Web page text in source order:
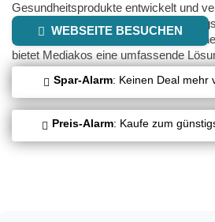
Gesundheitsprodukte entwickelt und
Portfolio, das frei verkäufliche
Medizinprodukte, Kosmetik- und
bietet Mediakos eine umfassende
WEBSEITE BESUCHEN
Spar-Alarm: Keinen Deal mehr
Preis-Alarm: Kaufe zum